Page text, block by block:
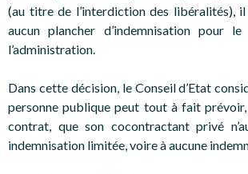
(au titre de l’interdiction des libéralités), il
aucun plancher d’indemnisation pour
l’administration.
Dans cette décision, le Conseil d’Etat
personne publique peut tout à fait
contrat, que son cocontractant privé
indemnisation limitée, voire à aucune